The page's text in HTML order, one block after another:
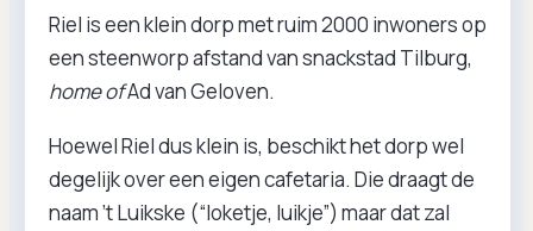
Riel is een klein dorp met ruim 2000 inwoners op
een steenworp afstand van snackstad Tilburg,
home ofAd van Geloven.
Hoewel Riel dus klein is, beschikt het dorp wel
degelijk over een eigen cafetaria. Die draagt de
naam ’t Luikske (“loketje, luikje”) maar dat zal